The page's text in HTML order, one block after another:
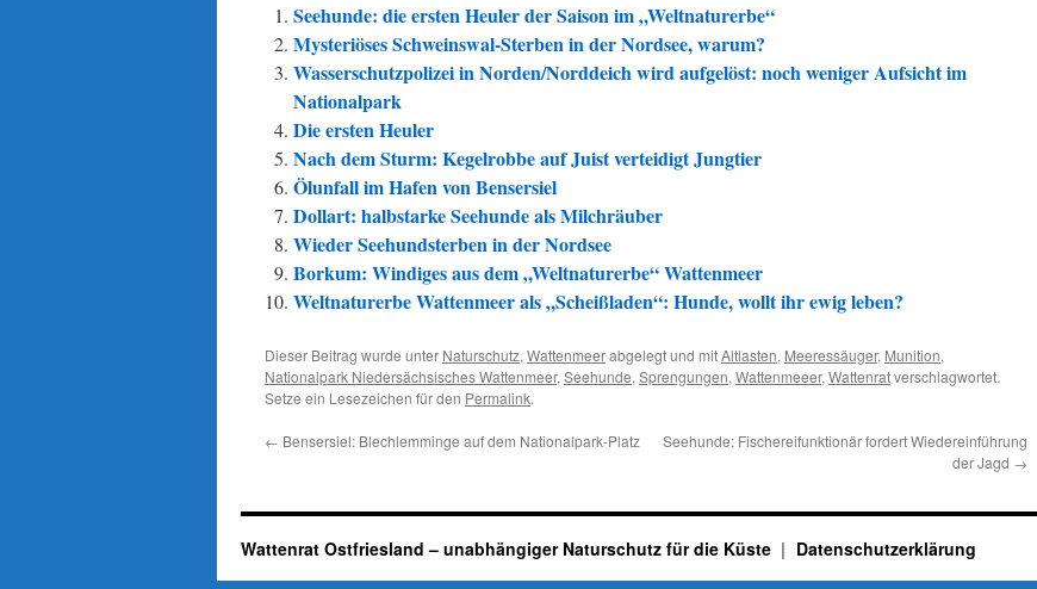
Seehunde: die ersten Heuler der Saison im „Weltnaturerbe“
Mysteriöses Schweinswal-Sterben in der Nordsee, warum?
Wasserschutzpolizei in Norden/Norddeich wird aufgelöst: noch weniger Aufsicht im
Nationalpark
Die ersten Heuler
Nach dem Sturm: Kegelrobbe auf Juist verteidigt Jungtier
Ölunfall im Hafen von Bensersiel
Dollart: halbstarke Seehunde als Milchräuber
Wieder Seehundsterben in der Nordsee
Borkum: Windiges aus dem „Weltnaturerbe“ Wattenmeer
Weltnaturerbe Wattenmeer als „Scheißladen“: Hunde, wollt ihr ewig leben?
Dieser Beitrag wurde unter Naturschutz, Wattenmeerabgelegt und mitAltlasten, Meeressäuger, Munition,
Nationalpark Niedersächsisches Wattenmeer, Seehunde, Sprengungen, Wattenmeeer, Wattenratverschlagwortet.
Setze ein Lesezeichen für den Permalink.
← Bensersiel: Blechlemminge auf dem Nationalpark-Platz
Seehunde: Fischereifunktionär fordert Wiedereinführung
der Jagd →
Wattenrat Ostfriesland – unabhängiger Naturschutz für die Küste Datenschutzerklärung